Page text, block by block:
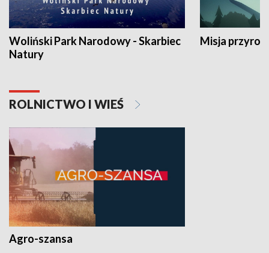
Woliński Park Narodowy - Skarbiec
Natury
Misja
ROLNICTWO I WIEŚ
Agro-szansa